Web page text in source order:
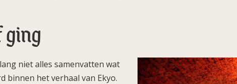
ging
niet alles samenvatten wat
binnen het verhaal van Ekyo.